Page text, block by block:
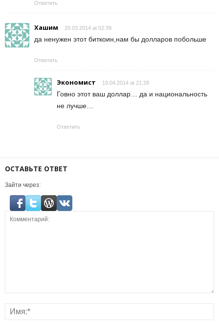
Ответить
Хашим 20.03.2014 at 02:39
да ненужен этот биткоин,нам бы долларов побольше
Ответить
Экономист 19.04.2014 at 21:28
Говно этот ваш доллар… да и национальность
не лучше…
Ответить
ОСТАВЬТЕ ОТВЕТ
Зайти через: